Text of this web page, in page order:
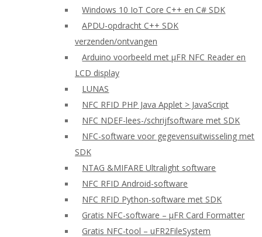
Windows 10 IoT Core C++ en C# SDK
APDU-opdracht C++ SDK
verzenden/ontvangen
Arduino voorbeeld met μFR NFC Reader en
LCD display
LUNAS
NFC RFID PHP Java Applet > JavaScript
NFC NDEF-lees-/schrijfsoftware met SDK
NFC-software voor gegevensuitwisseling met
SDK
NTAG &MIFARE Ultralight software
NFC RFID Android-software
NFC RFID Python-software met SDK
Gratis NFC-software – μFR Card Formatter
Gratis NFC-tool – uFR2FileSystem